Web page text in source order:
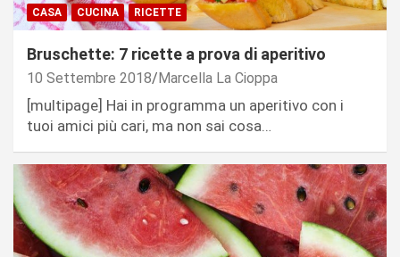
CASA CUCINA RICETTE
Bruschette: 7 ricette a prova di aperitivo
10 Settembre 2018 Marcella La Cioppa
[multipage] Hai in programma un aperitivo con i
tuoi amici più cari, ma non sai cosa…